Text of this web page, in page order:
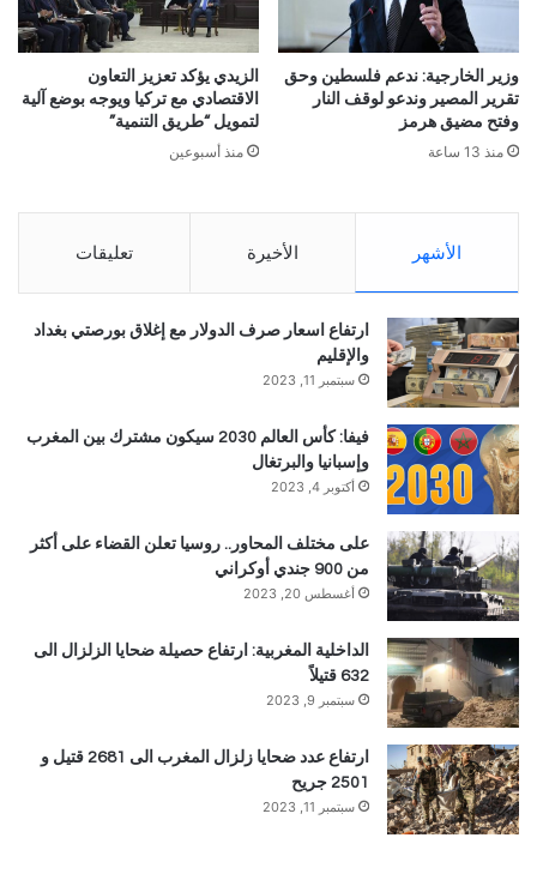
وزير الخارجية: ندعم فلسطين وحق
تقرير المصير وندعو لوقف النار
وفتح مضيق هرمز
منذ 13 ساعة
الزيدي يؤكد تعزيز التعاون
الاقتصادي مع تركيا ويوجه بوضع آلية
لتمويل “طريق التنمية”
منذ أسبوعين
الأشهر الأخيرة تعليقات
ارتفاع اسعار صرف الدولار مع إغلاق بورصتي بغداد
والإقليم
سبتمبر 11, 2023
فيفا: كأس العالم 2030 سيكون مشترك بين المغرب
وإسبانيا والبرتغال
أكتوبر 4, 2023
على مختلف المحاور.. روسيا تعلن القضاء على أكثر
من 900 جندي أوكراني
أغسطس 20, 2023
الداخلية المغربية: ارتفاع حصيلة ضحايا الزلزال الى
632 قتيلاً
سبتمبر 9, 2023
ارتفاع عدد ضحايا زلزال المغرب الى 2681 قتيل و
2501 جريح
سبتمبر 11, 2023